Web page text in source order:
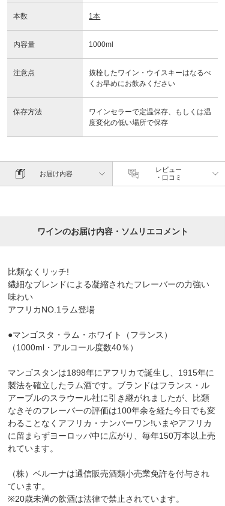
本数 1本
内容量 1000ml
注意点
抜栓したワイン・ウイスキーはなるべ
くお早めにお飲みください
保存方法
ワインセラーで定温保存、もしくは温
度変化の低い場所で保存
お届け内容
レビュー
・口コミ
ワインのお届け内容・ソムリエコメント
比類なくリッチ!
繊細なブレンドによる凝縮されたフレーバーの力強い
味わい
アフリカNO.1ラム登場
●マンゴスタ・ラム・ホワイト（フランス）
（1000ml・アルコール度数40％）
マンゴスタンは1898年にアフリカで誕生し、1915年に
製法を確立したラム酒です。ブランドはフランス・ル
アーブルのスラウール社に引き継がれましたが、比類
なきそのフレーバーの評価は100年余を経た今日でも変
わることなくアフリカ・ナンバーワン!いまやアフリカ
に留まらずヨーロッパ中に広がり、毎年150万本以上売
れています。
（株）ベルーナは通信販売酒類小売業免許を付与され
ています。
※20歳未満の飲酒は法律で禁止されています。